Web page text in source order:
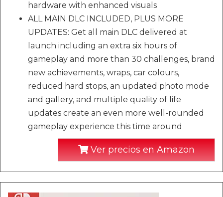
hardware with enhanced visuals
ALL MAIN DLC INCLUDED, PLUS MORE
UPDATES: Get all main DLC delivered at
launch including an extra six hours of
gameplay and more than 30 challenges, brand
new achievements, wraps, car colours,
reduced hard stops, an updated photo mode
and gallery, and multiple quality of life
updates create an even more well-rounded
gameplay experience this time around
Ver precios en Amazon